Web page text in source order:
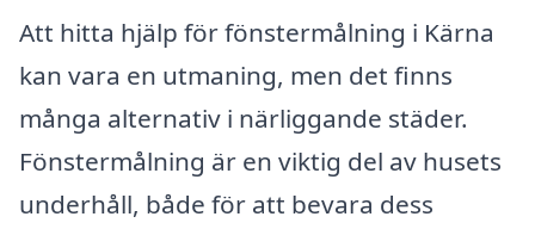
Att hitta hjälp för fönstermålning i Kärna
kan vara en utmaning, men det finns
många alternativ i närliggande städer.
Fönstermålning är en viktig del av husets
underhåll, både för att bevara dess